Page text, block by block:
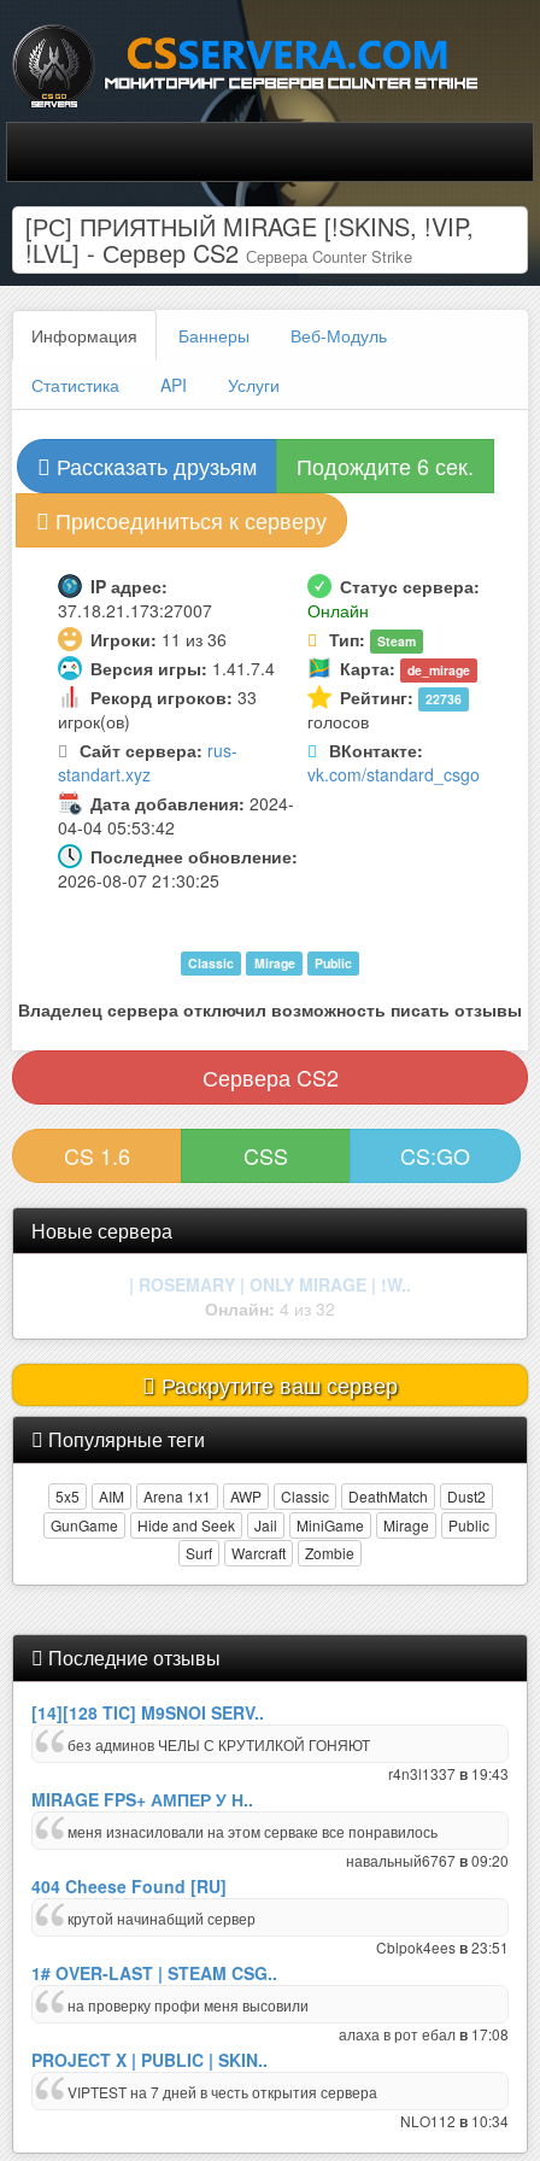
[РС] ПРИЯТНЫЙ MIRAGE [!SKINS, !VIP,
!LVL] - Сервер CS2 Сервера Counter Strike
Информация Баннеры Веб-Модуль
Статистика API Услуги
Рассказать друзьям
Подождите 6 сек.
Присоединиться к серверу
IP адрес:
37.18.21.173:27007
Статус сервера:
Онлайн
Игроки: 11 из 36 Тип: Steam
Версия игры: 1.41.7.4 Карта: de_mirage
Рекорд игроков: 33
игрок(ов)
Рейтинг: 22736
голосов
Сайт сервера: rus-
standart.xyz
ВКонтакте:
vk.com/standard_csgo
Дата добавления: 2024-
04-04 05:53:42
Последнее обновление:
2026-08-07 21:30:25
Classic Mirage Public
Владелец сервера отключил возможность писать отзывы
Сервера CS2
CS 1.6 CSS CS:GO
Новые сервера
| ROSEMARY | ONLY MIRAGE | !W..
Онлайн: 4 из 32
Раскрутите ваш сервер
Популярные теги
5x5 AIM Arena 1x1 AWP Classic DeathMatch
Dust2
GunGame
Hide and Seek Jail MiniGame Mirage
Public
Surf
Warcraft Zombie
Последние отзывы
[14][128 TIC] M9SNOI SERV..
без админов ЧЕЛЫ С КРУТИЛКОЙ ГОНЯЮТ
r4n3l1337в 19:43
MIRAGE FPS+ АМПЕР У Н..
меня изнасиловали на этом серваке все понравилось
навальный6767в09:20
404 Cheese Found [RU]
крутой начинабщий сервер
Cblpok4eesв23:51
1# OVER-LAST | STEAM CSG..
на проверку профи меня высовили
алаха в рот ебалв 17:08
PROJECT X | PUBLIC | SKIN..
VIPTEST на 7 дней в честь открытия сервера
NLO112 в 10:34